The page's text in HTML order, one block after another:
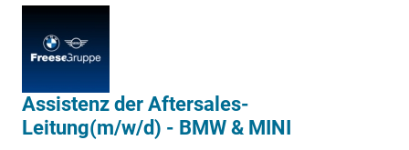
Assistenz der Aftersales-
Leitung(m/w/d) - BMW & MINI